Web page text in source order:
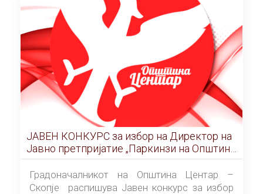
Договорот за закуп со најповолниот
понудувач.
ЈАВЕН КОНКУРС за избор на Директор на
Јавно претпријатие „Паркинзи на Општина
Центар“ – Скопје
Градоначалникот на Општина Центар –
Скопје распишува Јавен конкурс за избор